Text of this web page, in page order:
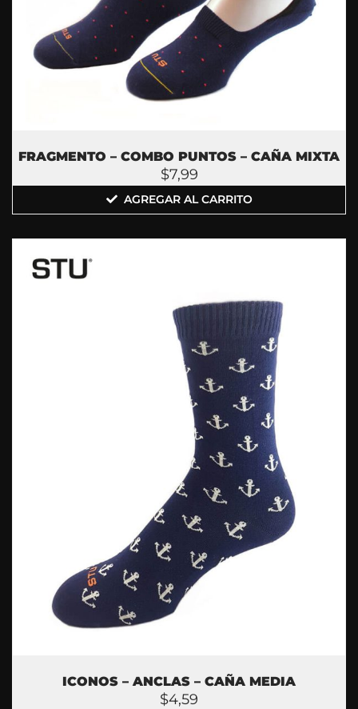
FRAGMENTO – COMBO PUNTOS – CAÑA MIXTA
$7,99
AGREGAR AL CARRITO
ICONOS – ANCLAS – CAÑA MEDIA
$4,59